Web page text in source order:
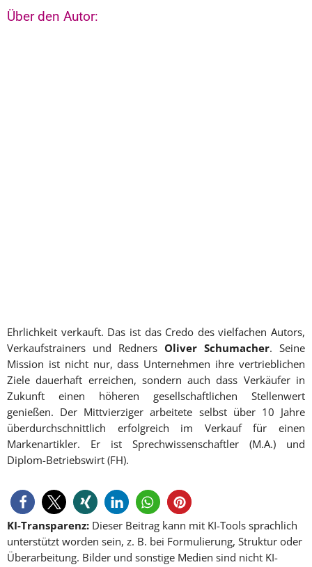
Über den Autor:
Ehrlichkeit verkauft. Das ist das Credo des vielfachen Autors,
Verkaufstrainers und Redners Oliver Schumacher. Seine
Mission ist nicht nur, dass Unternehmen ihre vertrieblichen
Ziele dauerhaft erreichen, sondern auch dass Verkäufer in
Zukunft einen höheren gesellschaftlichen Stellenwert
genießen. Der Mittvierziger arbeitete selbst über 10 Jahre
überdurchschnittlich erfolgreich im Verkauf für einen
Markenartikler. Er ist Sprechwissenschaftler (M.A.) und
Diplom-Betriebswirt (FH).
KI-Transparenz: Dieser Beitrag kann mit KI-Tools sprachlich
unterstützt worden sein, z. B. bei Formulierung, Struktur oder
Überarbeitung. Bilder und sonstige Medien sind nicht KI-